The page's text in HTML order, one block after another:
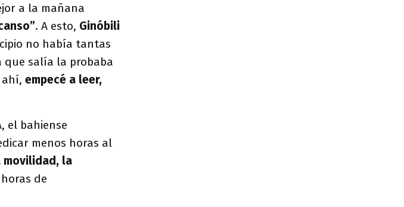
a la mañana
. A esto, Ginóbili
no había tantas
que salía la probaba
empecé a leer,
el bahiense
menos horas al
movilidad, la
de